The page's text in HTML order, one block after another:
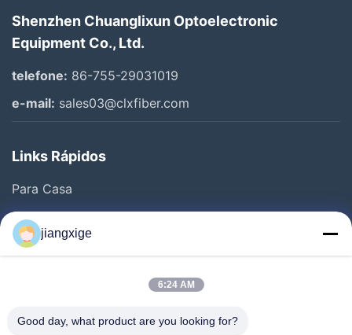
Shenzhen Chuanglixun Optoelectronic
Equipment Co., Ltd.
telefone: 86-755-29031019
e-mail: sales03@clxfiber.com
Links Rápidos
Para Casa
Produtos
Sobre Nós
Contacte-Nos
jiangxige
6:24 AM
Good day, what product are you looking for?